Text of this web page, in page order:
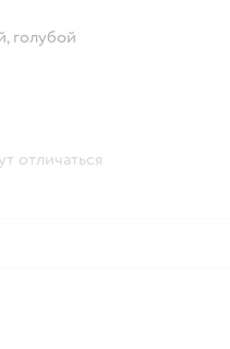
голубой
отличаться